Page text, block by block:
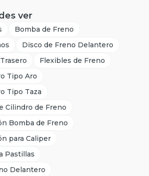
ver
Bomba de Freno
Disco de Freno Delantero
Flexibles de Freno
Tipo Aro
Tipo Taza
Cilindro de Freno
Bomba de Freno
para Caliper
Pastillas
Delantero